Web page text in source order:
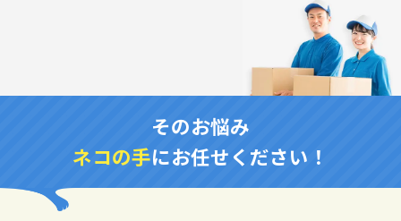
そのお悩み
ネコの手にお任せください！